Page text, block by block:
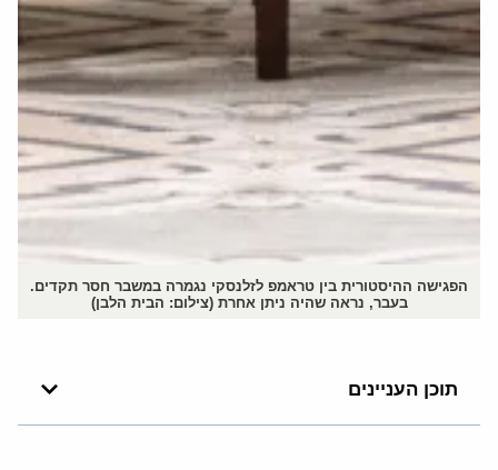
הפגישה ההיסטורית בין טראמפ לזלנסקי נגמרה במשבר חסר תקדים.
בעבר, נראה שהיה ניתן אחרת (צילום: הבית הלבן)
תוכן העניינים